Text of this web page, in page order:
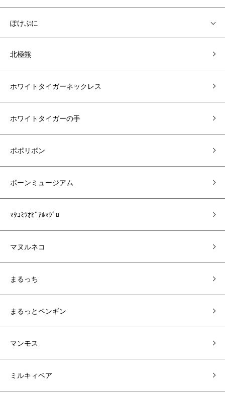
ぽけぷに
北極熊
ホワイトタイガーネックレス
ホワイトタイガーの手
ポポリボン
ボーンミュージアム
ﾏﾀｺﾐﾂｵﾋﾞｱﾙﾏｼﾞﾛ
マヌルネコ
まるっち
まるっとペンギン
マンモス
ミルキィベア